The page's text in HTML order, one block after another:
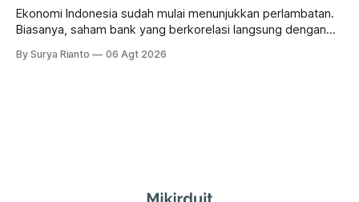
Ekonomi Indonesia sudah mulai menunjukkan perlambatan.
Biasanya, saham bank yang berkorelasi langsung dengan
bank ke depannya?
By Surya Rianto 06 Agt 2026